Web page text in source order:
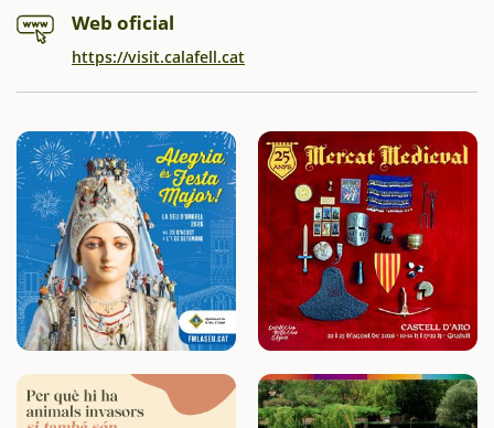
Web oficial
https://visit.calafell.cat